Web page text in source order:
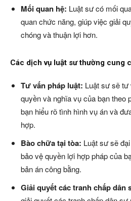
Mối quan hệ: Luật sư có mối
quan chức năng, giúp việc giải
chóng và thuận lợi hơn.
Các dịch vụ luật sư thường cung
Tư vấn pháp luật: Luật sư sẽ tư
quyền và nghĩa vụ của bạn theo
bạn hiểu rõ tình hình vụ án và
hợp.
Bào chữa tại tòa: Luật sư sẽ
bảo vệ quyền lợi hợp pháp của
bản án công bằng.
Giải quyết các tranh chấp dân